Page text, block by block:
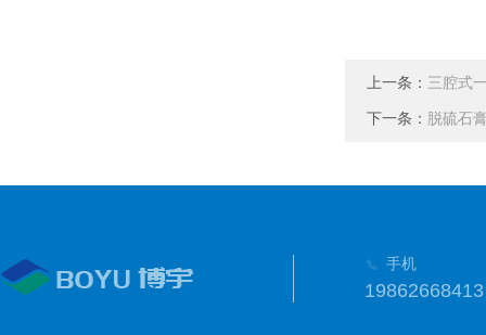
上一条： 三腔式
下一条： 脱硫石
手机
19862668413